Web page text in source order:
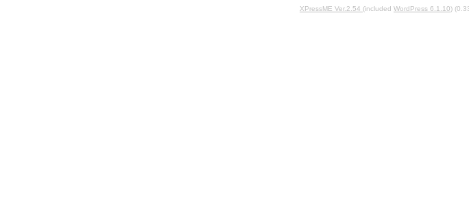
XPressME Ver.2.54 (included WordPress 6.1.10)